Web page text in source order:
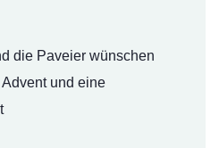
die Paveier wünschen
und eine